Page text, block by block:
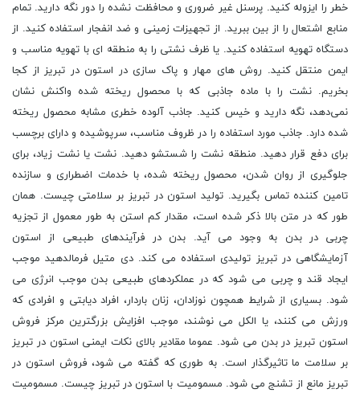
خطر را ایزوله کنید. پرسنل غیر ضروری و محافظت نشده را دور نگه دارید. تمام
منابع اشتعال را از بین ببرید. از تجهیزات زمینی و ضد انفجار استفاده کنید. از
دستگاه تهویه استفاده کنید. یا ظرف نشتی را به منطقه ای با تهویه مناسب و
ایمن منتقل کنید. روش ‌های مهار و پاک‌ سازی در استون در تبریز از کجا
بخریم. نشت را با ماده جاذبی که با محصول ریخته شده واکنش نشان
نمی‌دهد، نگه دارید و خیس کنید. جاذب آلوده خطری مشابه محصول ریخته
شده دارد. جاذب مورد استفاده را در ظروف مناسب، سرپوشیده و دارای برچسب
برای دفع قرار دهید. منطقه نشت را شستشو دهید. نشت یا نشت زیاد، برای
جلوگیری از روان شدن، محصول ریخته شده، با خدمات اضطراری و سازنده
تامین کننده تماس بگیرید. تولید استون در تبریز بر سلامتی چیست. همان
طور که در متن بالا ذکر شده است، مقدار کم استن به طور معمول از تجزیه
چربی در بدن به وجود می آید. بدن در فرآیندهای طبیعی از استون
آزمایشگاهی در تبریز تولیدی استفاده می کند. دی متیل فرمالدهید موجب
ایجاد قند و چربی می شود که در عملکردهای طبیعی بدن موجب انرژی می
شود. بسیاری از شرایط همچون نوزادان، زنان باردار، افراد دیابتی و افرادی که
ورزش می کنند، یا الکل می نوشند، موجب افزایش بزرگترین مرکز فروش
استون تبریز در بدن می شود. عموما مقادیر بالای نکات ایمنی استون در تبریز
بر سلامت ما تاثیرگذار است. به طوری که گفته می شود، فروش استون در
تبریز مانع از تشنج می شود. مسمومیت با استون در تبریز چیست. مسمومیت